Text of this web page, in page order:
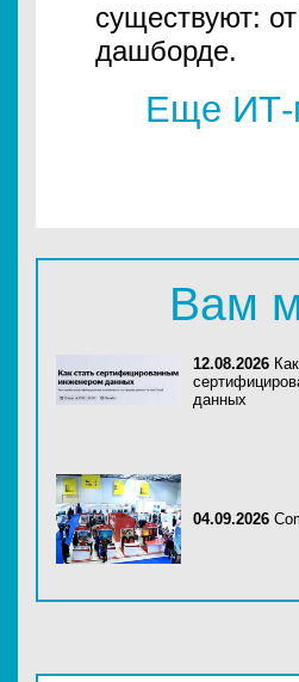
существуют:
дашборде.
Еще ИТ-
Вам
12.08.2026
данных
04.09.2026